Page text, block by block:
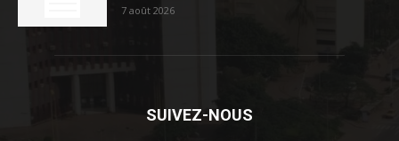
7 août 2026
SUIVEZ-NOUS